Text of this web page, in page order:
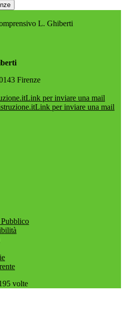
L. Ghiberti
Firenze
Link per inviare una mail
Link per inviare una mail
volte